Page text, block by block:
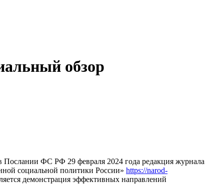
обзор
ФС РФ 29 февраля 2024 года редакция журнала
социальной политики России» https://narod-
демонстрация эффективных направлений